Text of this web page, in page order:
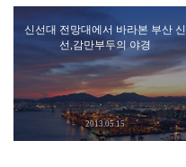
신선대 전망대에서 바라본 부산 신
선,감만부두의 야경
2013.05.15